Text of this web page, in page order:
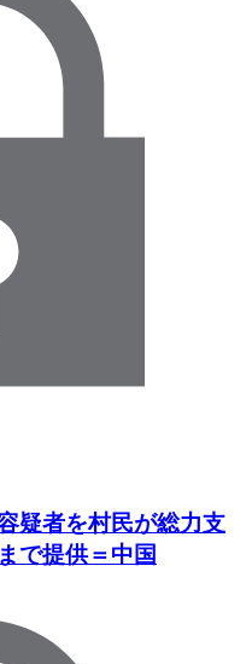
疑者を村民が総力支
で提供＝中国